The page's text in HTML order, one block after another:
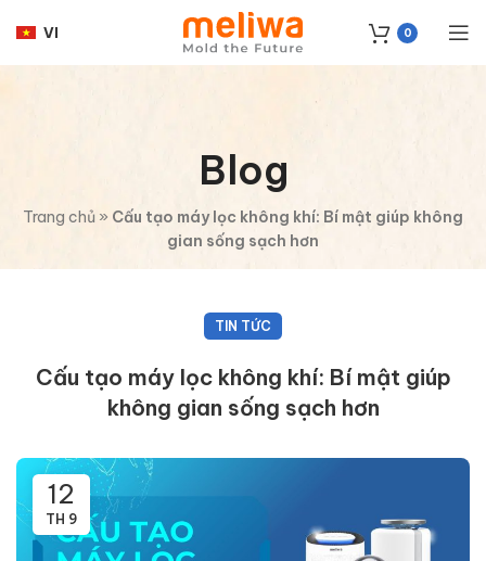
VI 0
Blog
Trang chủ » Cấu tạo máy lọc không khí: Bí mật giúp không
gian sống sạch hơn
TIN TỨC
Cấu tạo máy lọc không khí: Bí mật giúp
không gian sống sạch hơn
12
TH 9